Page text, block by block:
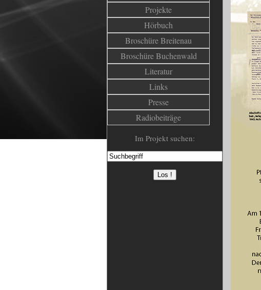
Projekte
Hörbuch
Broschüre Breitenau
Broschüre Buchenwald
Literatur
Links
Presse
Radiobeiträge
Im Projekt suchen: